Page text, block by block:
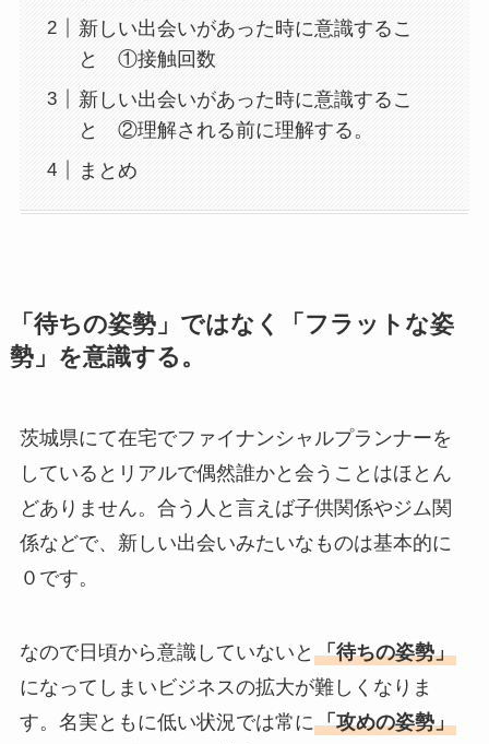
新しい出会いがあった時に意識するこ
と ①接触回数
新しい出会いがあった時に意識するこ
と ②理解される前に理解する。
まとめ
「待ちの姿勢」ではなく「フラットな姿
勢」を意識する。
茨城県にて在宅でファイナンシャルプランナーを
しているとリアルで偶然誰かと会うことはほとん
どありません。合う人と言えば子供関係やジム関
係などで、新しい出会いみたいなものは基本的に
０です。
なので日頃から意識していないと 「待ちの姿勢」
になってしまいビジネスの拡大が難しくなりま
す。名実ともに低い状況では常に「攻めの姿勢」